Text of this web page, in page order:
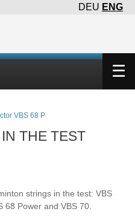
DEU ENG
☰
VBS 68 P
THE TEST
strings in the test: VBS
68 Power and VBS 70.